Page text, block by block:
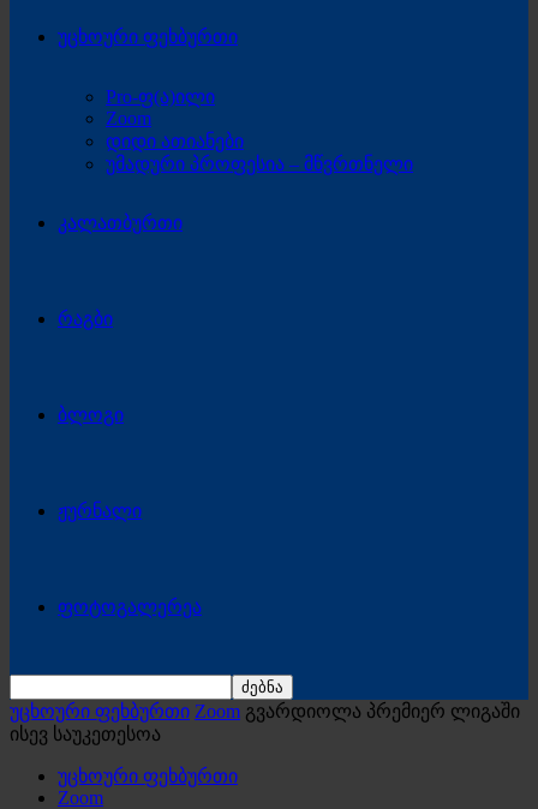
უცხოური ფეხბურთი
Pro-ფ(ა)ილი
Zoom
დიდი ათიანები
უმადური პროფესია – მწვრთნელი
კალათბურთი
რაგბი
ბლოგი
ჟურნალი
ფოტოგალერეა
უცხოური ფეხბურთი Zoom გვარდიოლა პრემიერ ლიგაში
ისევ საუკეთესოა
უცხოური ფეხბურთი
Zoom